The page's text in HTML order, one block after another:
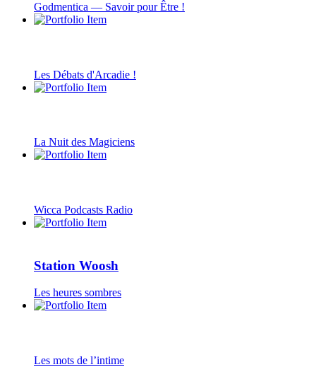
Godmentica — Savoir pour Être !
Les Débats d'Arcadie !
La Nuit des Magiciens
Wicca Podcasts Radio
Station Woosh
Les heures sombres
Les mots de l’intime